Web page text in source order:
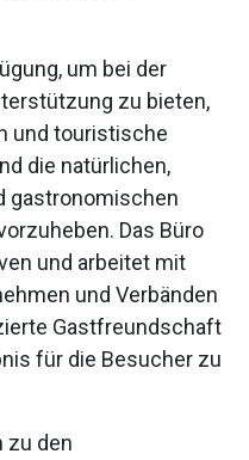
um bei der
zu bieten,
und touristische
die natürlichen,
gastronomischen
Das Büro
und arbeitet mit
und Verbänden
Gastfreundschaft
für die Besucher zu
zu den